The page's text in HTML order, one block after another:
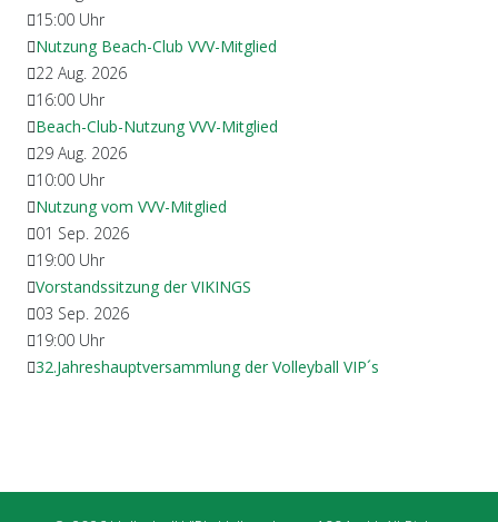
15:00 Uhr
Nutzung Beach-Club VVV-Mitglied
22 Aug. 2026
16:00 Uhr
Beach-Club-Nutzung VVV-Mitglied
29 Aug. 2026
10:00 Uhr
Nutzung vom VVV-Mitglied
01 Sep. 2026
19:00 Uhr
Vorstandssitzung der VIKINGS
03 Sep. 2026
19:00 Uhr
32.Jahreshauptversammlung der Volleyball VIP´s